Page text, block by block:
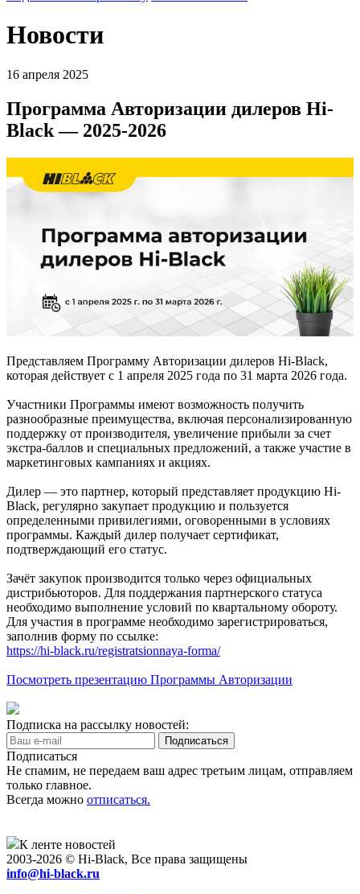
Новости
16 апреля 2025
Программа Авторизации дилеров Hi-
Black — 2025-2026
Представляем Программу Авторизации дилеров Hi-Black,
которая действует с 1 апреля 2025 года по 31 марта 2026 года.
Участники Программы имеют возможность получить
разнообразные преимущества, включая персонализированную
поддержку от производителя, увеличение прибыли за счет
экстра-баллов и специальных предложений, а также участие в
маркетинговых кампаниях и акциях.
Дилер — это партнер, который представляет продукцию Hi-
Black, регулярно закупает продукцию и пользуется
определенными привилегиями, оговоренными в условиях
программы. Каждый дилер получает сертификат,
подтверждающий его статус.
Зачёт закупок производится только через официальных
дистрибьюторов. Для поддержания партнерского статуса
необходимо выполнение условий по квартальному обороту.
Для участия в программе необходимо зарегистрироваться,
заполнив форму по ссылке:
https://hi-black.ru/registratsionnaya-forma/
Посмотреть презентацию Программы Авторизации
Подписка на рассылку новостей:
Подписаться
Не спамим, не передаем ваш адрес третьим лицам, отправляем
только главное.
Всегда можно отписаться.
К ленте новостей
2003-2026 © Hi-Black, Все права защищены
info@hi-black.ru